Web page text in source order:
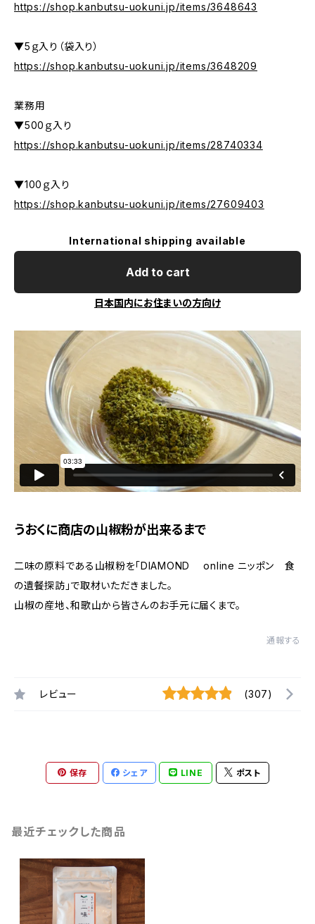
https://shop.kanbutsu-uokuni.jp/items/3648643
▼5ｇ入り（袋入り）
https://shop.kanbutsu-uokuni.jp/items/3648209
業務用
▼500ｇ入り
https://shop.kanbutsu-uokuni.jp/items/28740334
▼100ｇ入り
https://shop.kanbutsu-uokuni.jp/items/27609403
International shipping available
Add to cart
日本国内にお住まいの方向け
うおくに商店の山椒粉が出来るまで
二味の原料である山椒粉を「DIAMOND online ニッポン 食
の遺餐探訪」で取材いただきました。
山椒の産地、和歌山から皆さんのお手元に届くまで。
通報する
レビュー (307)
保存 シェア LINE ポスト
最近チェックした商品